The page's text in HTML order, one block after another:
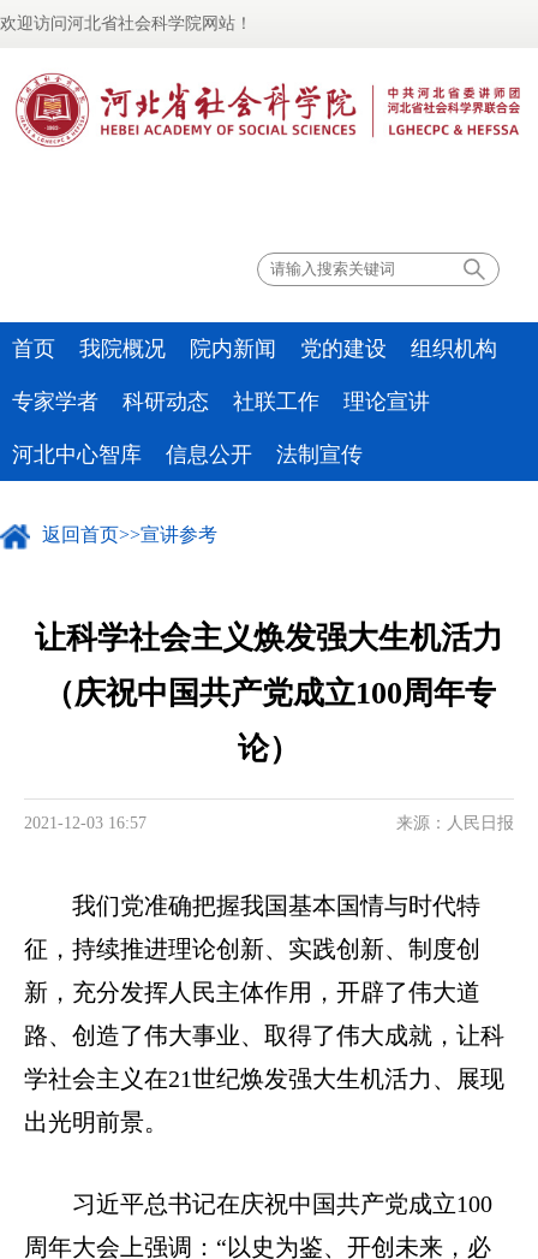
欢迎访问河北省社会科学院网站！
首页 我院概况 院内新闻 党的建设 组织机构
专家学者 科研动态 社联工作 理论宣讲
河北中心智库 信息公开 法制宣传
返回首页>>宣讲参考
让科学社会主义焕发强大生机活力
（庆祝中国共产党成立100周年专
论）
2021-12-03 16:57 来源：人民日报
我们党准确把握我国基本国情与时代特
征，持续推进理论创新、实践创新、制度创
新，充分发挥人民主体作用，开辟了伟大道
路、创造了伟大事业、取得了伟大成就，让科
学社会主义在21世纪焕发强大生机活力、展现
出光明前景。
习近平总书记在庆祝中国共产党成立100
周年大会上强调：“以史为鉴、开创未来，必